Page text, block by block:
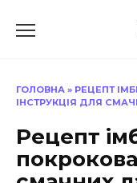
до
ГОЛОВНА » РЕЦЕПТ
ІНСТРУКЦІЯ ДЛЯ
Рецепт